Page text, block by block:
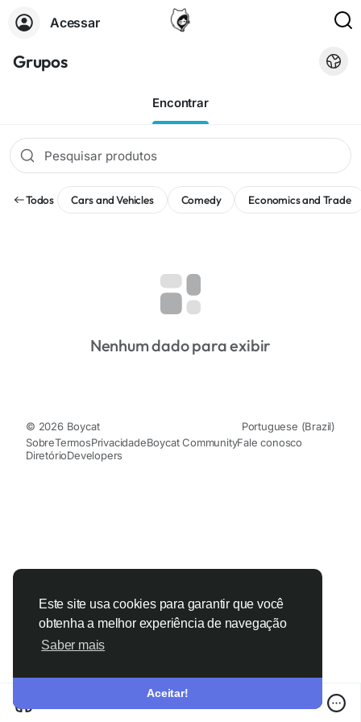
Este site usa cookies para garantir que você
obtenha a melhor experiência de navegação
Saber mais
Aceitar!
Acessar
Grupos
Encontrar
Todos Cars and Vehicles Comedy Economics and Trade
Nenhum dado para exibir
© 2026 Boycat
Portuguese (Brazil)
SobreTermosPrivacidadeBoycat CommunityFale conosco
DiretórioDevelopers